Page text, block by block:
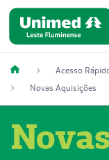
Acesso
Novas Aquisições